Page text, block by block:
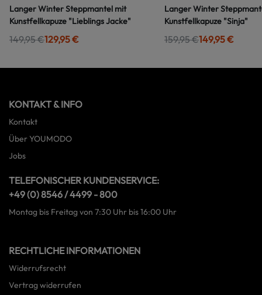
Langer Winter Steppmantel mit
Kunstfellkapuze "Lieblings Jacke"
149,95 €129,95 €
Langer Winter
Kunstfellkapuze "Sinja"
159,95 €149,95 €
KONTAKT & INFO
Kontakt
Über YOUMODO
Jobs
TELEFONISCHER KUNDENSERVICE:
+49 (0) 8546 / 4499 - 800
Montag bis Freitag von 7:30 Uhr bis 16:00 Uhr
RECHTLICHE INFORMATIONEN
Widerrufsrecht
Vertrag widerrufen